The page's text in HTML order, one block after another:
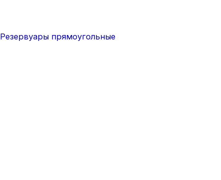
Резервуары прямоугольные